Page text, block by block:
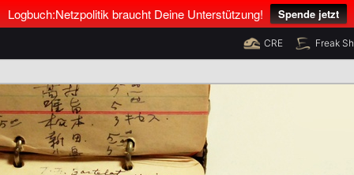
Logbuch:Netzpolitik braucht Deine Unterstützung! Spende jetzt
CRE Freak
Neumann und Tim Pritlove